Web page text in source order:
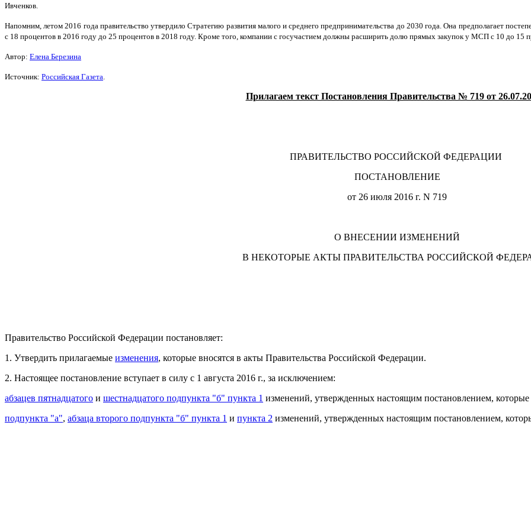
Ивченков.
Напомним, летом 2016 года правительство утвердило Стратегию развития малого и среднего предпринимательства до 2030 года. Она предполагает
с 18 процентов в 2016 году до 25 процентов в 2018 году. Кроме того, компании с госучастием должны расширить долю прямых закупок у МСП с 10 до 15
Автор: Елена Березина
Источник: Российская Газета
Прилагаем текст Постановления Правительства № 719 от
ПРАВИТЕЛЬСТВО РОССИЙСКОЙ ФЕДЕРАЦИИ
ПОСТАНОВЛЕНИЕ
от 26 июля 2016 г. N 719
О ВНЕСЕНИИ ИЗМЕНЕНИЙ
В НЕКОТОРЫЕ АКТЫ ПРАВИТЕЛЬСТВА РОССИЙСКОЙ
Правительство Российской Федерации постановляет:
1. Утвердить прилагаемые изменения, которые вносятся в акты Правительства Российской Федерации.
2. Настоящее постановление вступает в силу с 1 августа 2016 г., за исключением:
абзацев пятнадцатого и шестнадцатого подпункта "б" пункта 1 изменений, утвержденных настоящим постановлением, которые
подпункта "а", абзаца второго подпункта "б" пункта 1 и пункта 2 изменений, утвержденных настоящим постановлением,